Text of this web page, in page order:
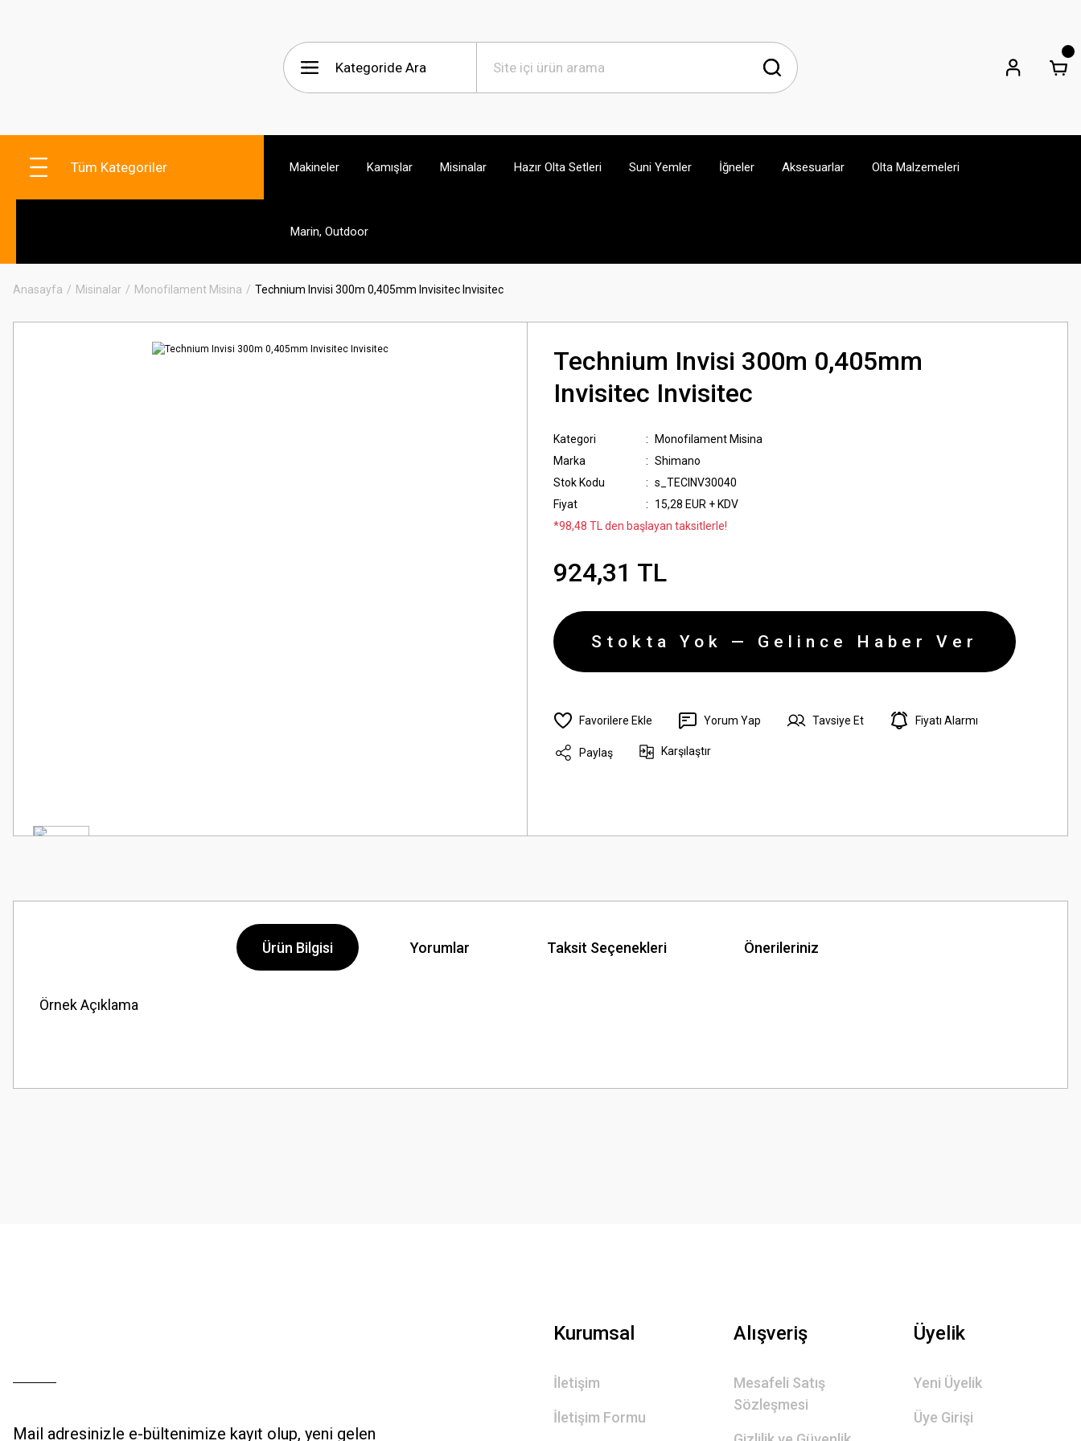
Tüm Kategoriler Makineler Kamışlar Misinalar Hazır Olta Setleri Suni Yemler İğneler Aksesuarlar Olta Malzemeleri
Marin, Outdoor
Anasayfa Misinalar Monofilament Misina Technium Invisi 300m 0,405mm Invisitec Invisitec
Technium Invisi 300m 0,405mm
Invisitec Invisitec
Kategori
Monofilament Misina
Marka
Shimano
Stok Kodu
s_TECINV30040
Fiyat
15,28 EUR + KDV
*98,48 TL den başlayan taksitlerle!
924,31 TL
Stokta Yok — Gelince Haber Ver
Yorum Yap Tavsiye Et Fiyatı Alarmı
Paylaş Karşılaştır
Ürün Bilgisi Yorumlar Taksit Seçenekleri Önerileriniz
Örnek Açıklama
Görüş ve önerileriniz için teşekkür ederiz.
Mail adresinizle e-bültenimize kayıt olup, yeni gelen
Kurumsal
İletişim
İletişim Formu
Alışveriş
Mesafeli Satış
Sözleşmesi
Üyelik
Yeni Üyelik
Üye Girişi